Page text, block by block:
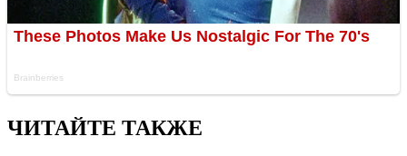
ЧИТАЙТЕ ТАКЖЕ